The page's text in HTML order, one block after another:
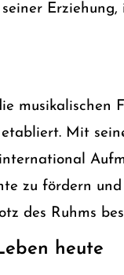
musikalischen
Mit
zu fördern
des Ruhms
heute